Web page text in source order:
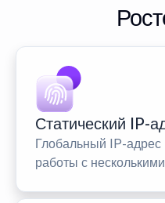
Статический IP-
Глобальный IP-адрес
работы с